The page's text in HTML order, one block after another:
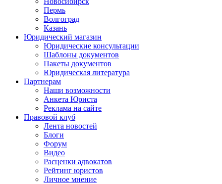
Пермь
Волгоград
Казань
Юридический магазин
Юридические консультации
Шаблоны документов
Пакеты документов
Юридическая литература
Партнерам
Наши возможности
Анкета Юриста
Реклама на сайте
Правовой клуб
Лента новостей
Блоги
Форум
Видео
Расценки адвокатов
Рейтинг юристов
Личное мнение